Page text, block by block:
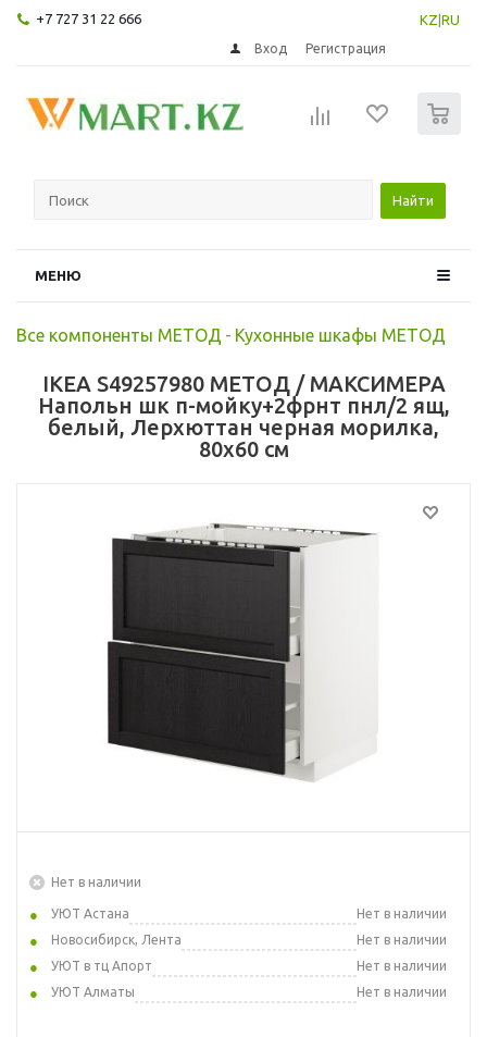
+7 727 31 22 666 KZ RU
Вход Регистрация
Найти
МЕНЮ
Все компоненты МЕТОД - Кухонные шкафы МЕТОД
IKEA S49257980 МЕТОД / МАКСИМЕРА
Напольн шк п-мойку+2фрнт пнл/2 ящ,
белый, Лерхюттан черная морилка,
80x60 см
Нет в наличии
УЮТ Астана
Нет в наличии
Новосибирск, Лента
Нет в наличии
УЮТ в тц Апорт
Нет в наличии
УЮТ Алматы
Нет в наличии